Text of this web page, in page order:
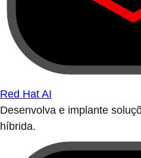
Red Hat AI
Desenvolva e implante
híbrida.